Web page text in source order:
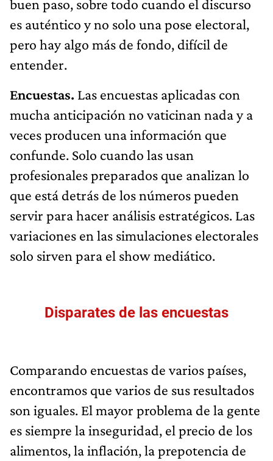
buen paso, sobre todo cuando el discurso
es auténtico y no solo una pose electoral,
pero hay algo más de fondo, difícil de
entender.
Encuestas. Las encuestas aplicadas con
mucha anticipación no vaticinan nada y a
veces producen una información que
confunde. Solo cuando las usan
profesionales preparados que analizan lo
que está detrás de los números pueden
servir para hacer análisis estratégicos. Las
variaciones en las simulaciones electorales
solo sirven para el show mediático.
Disparates de las encuestas
Comparando encuestas de varios países,
encontramos que varios de sus resultados
son iguales. El mayor problema de la gente
es siempre la inseguridad, el precio de los
alimentos, la inflación, la prepotencia de